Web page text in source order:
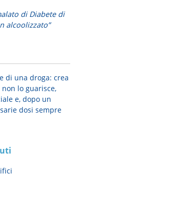
di Diabete di
alcoolizzato”
di una droga: crea
lo guarisce,
e, dopo un
dosi sempre